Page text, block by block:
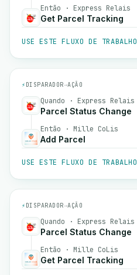
Então · Express Relais
Get Parcel Tracking
USE ESTE FLUXO DE TRABALHO
⚡ DISPARADOR→AÇÃO
Quando · Express Relais
Parcel Status Change
Então · Mille CoLis
Add Parcel
USE ESTE FLUXO DE TRABALHO
⚡ DISPARADOR→AÇÃO
Quando · Express Relais
Parcel Status Change
Então · Mille CoLis
Get Parcel Tracking